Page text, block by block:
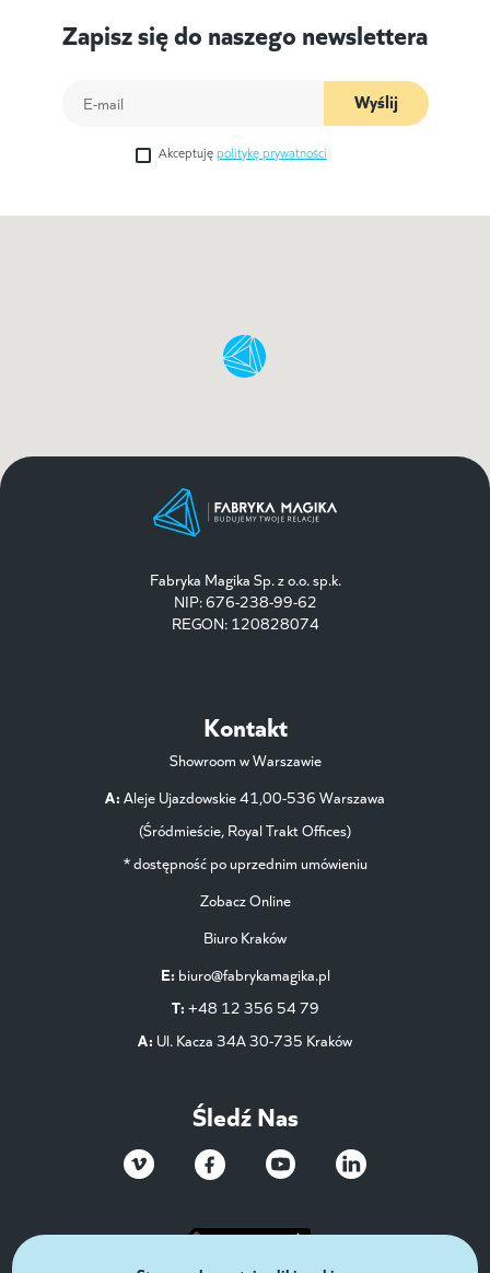
Zapisz się do naszego newslettera
Wyślij
Akceptuję politykę prywatności
Fabryka Magika Sp. z o.o. sp.k.
NIP: 676-238-99-62
REGON: 120828074
Kontakt
Showroom w Warszawie
A: Aleje Ujazdowskie 41,00-536 Warszawa
(Śródmieście, Royal Trakt Offices)
* dostępność po uprzednim umówieniu
Zobacz Online
Biuro Kraków
E: biuro@fabrykamagika.pl
T: +48 12 356 54 79
A: Ul. Kacza 34A 30-735 Kraków
Śledź Nas